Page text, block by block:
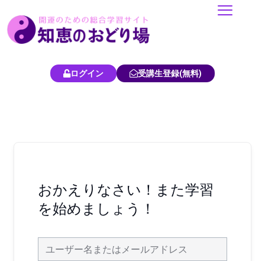
容
ログイン 受講生登録(無料)
おかえりなさい！また学習
を始めましょう！